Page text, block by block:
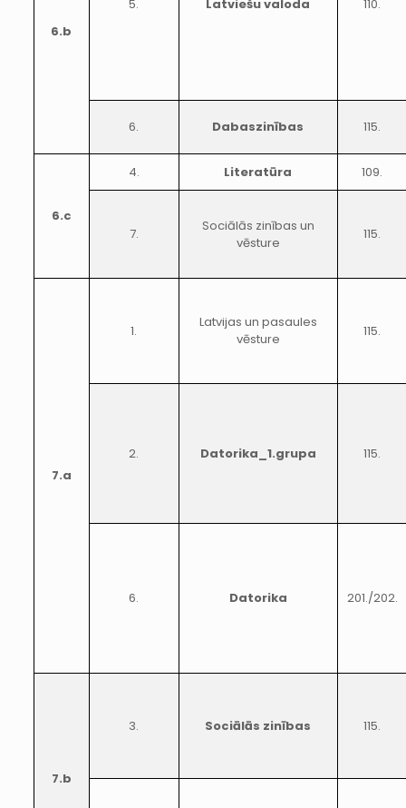
6.b
5. Latviešu valoda 110.
6. Dabaszinības 115.
6.c
4. Literatūra 109.
7.
Sociālās zinības un
vēsture
115.
7.a
1.
Latvijas un pasaules
vēsture
115.
2. Datorika_1.grupa 115.
6. Datorika 201./202.
7.b
3. Sociālās zinības 115.